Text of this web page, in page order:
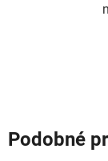
Podobné